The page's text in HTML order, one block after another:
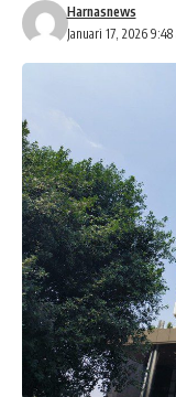
Januari 17, 2026 9:48
Harnasnews